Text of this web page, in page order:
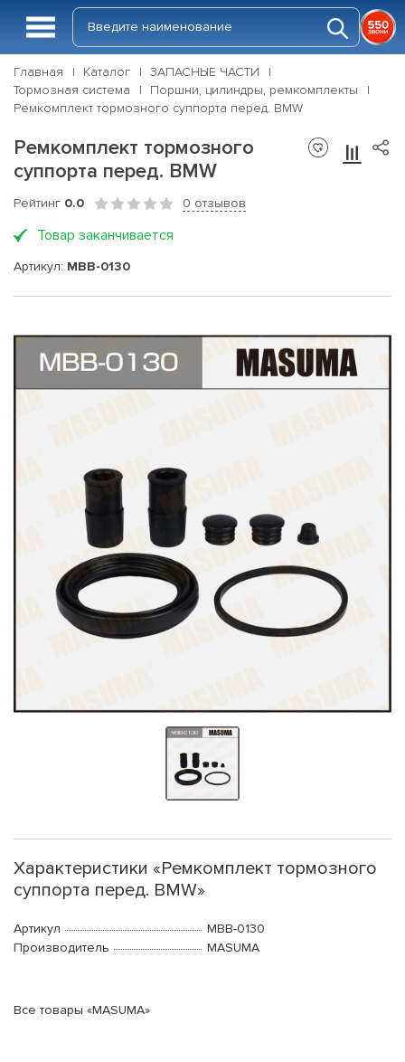
Главная Каталог
ЗАПАСНЫЕ ЧАСТИ
Тормозная система
Поршни, цилиндры, ремкомплекты
Ремкомплект тормозного суппорта перед. BMW
Ремкомплект тормозного
суппорта перед. BMW
Рейтинг 0.0 0 отзывов
Товар заканчивается
Артикул: MBB-0130
Характеристики «Ремкомплект тормозного
суппорта перед. BMW»
Артикул
MBB-0130
Производитель
MASUMA
Все товары «MASUMA»